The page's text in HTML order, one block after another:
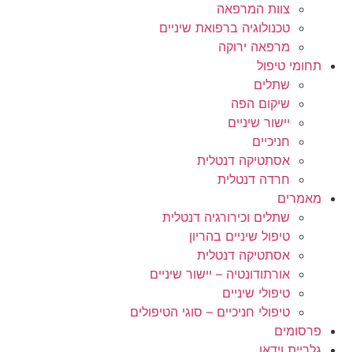
צוות המרפאה
טכנולוגיה ברפואת שיניים
מרפאה ירוקה
תחומי טיפול
שתלים
שיקום הפה
יישור שיניים
חניכיים
אסתטיקה דנטלית
חרדה דנטלית
מאמרים
שתלים וכירורגיה דנטלית
טיפול שיניים בהריון
אסתטיקה דנטלית
אורתודונטיה – יישור שיניים
טיפולי שיניים
טיפולי חניכיים – סוגי הטיפולים
פרסומים